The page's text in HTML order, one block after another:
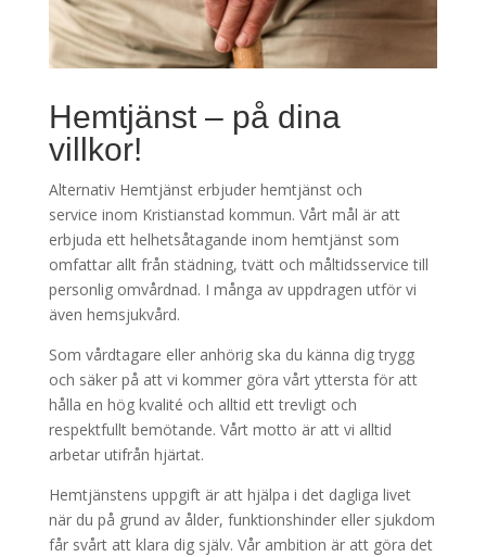
Hemtjänst – på dina
villkor!
Alternativ Hemtjänst erbjuder hemtjänst och
service inom Kristianstad kommun. Vårt mål är att
erbjuda ett helhetsåtagande inom hemtjänst som
omfattar allt från städning, tvätt och måltidsservice till
personlig omvårdnad. I många av uppdragen utför vi
även hemsjukvård.
Som vårdtagare eller anhörig ska du känna dig trygg
och säker på att vi kommer göra vårt yttersta för att
hålla en hög kvalité och alltid ett trevligt och
respektfullt bemötande. Vårt motto är att vi alltid
arbetar utifrån hjärtat.
Hemtjänstens uppgift är att hjälpa i det dagliga livet
när du på grund av ålder, funktionshinder eller sjukdom
får svårt att klara dig själv. Vår ambition är att göra det